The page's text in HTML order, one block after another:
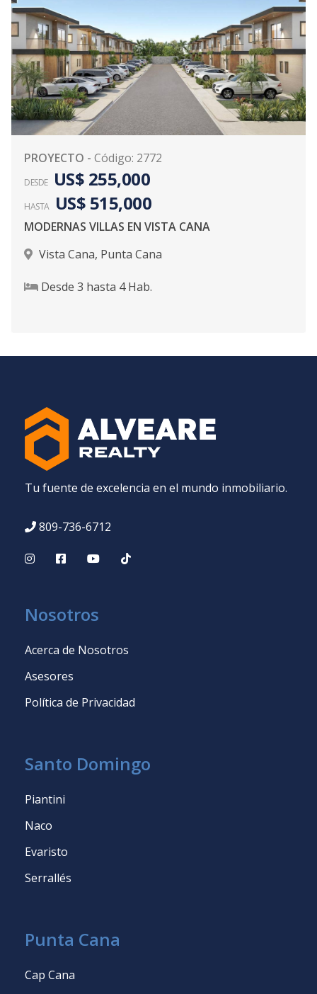
PROYECTO - Código: 2772
DESDE US$ 255,000
HASTA US$ 515,000
MODERNAS VILLAS EN VISTA CANA
Vista Cana, Punta Cana
Desde 3 hasta 4Hab.
Tu fuente de excelencia en el mundo inmobiliario.
809-736-6712
Nosotros
Acerca de Nosotros
Asesores
Política de Privacidad
Santo Domingo
Piantini
Naco
Evaristo
Serrallés
Punta Cana
Cap Cana